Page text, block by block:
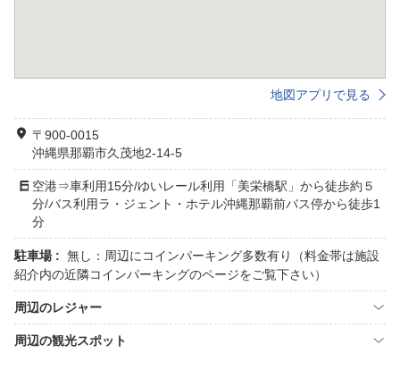
地図アプリで見る
〒900-0015
沖縄県那覇市久茂地2-14-5
空港⇒車利用15分/ゆいレール利用「美栄橋駅」から徒歩約５
分/バス利用ラ・ジェント・ホテル沖縄那覇前バス停から徒歩1
分
駐車場 : 無し：周辺にコインパーキング多数有り（料金帯は施設
紹介内の近隣コインパーキングのページをご覧下さい）
周辺のレジャー
周辺の観光スポット